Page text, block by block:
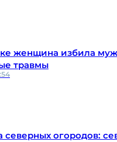
женщина избила
травмы
огородов: